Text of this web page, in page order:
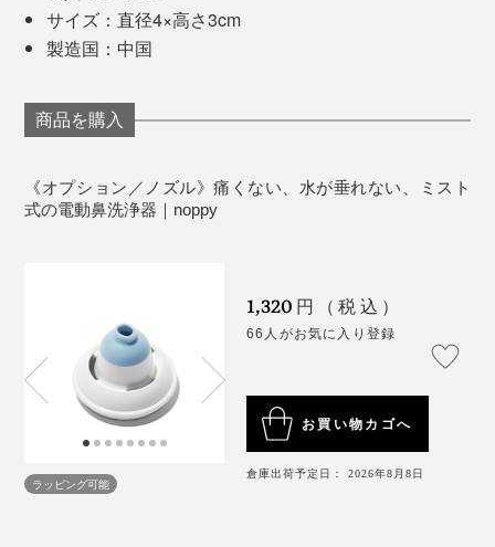
家族みんなで、「鼻丸洗い」習慣、はじめましょう！
それと、手動だと水圧が一定じゃなくて、力を入れすぎ
力加減の調整が難しいんだよね。生理食塩水が使い切れ
ずに、ちょこっと残るのも気分がよくない」
不満がでるでる。
通るのはもちろん、生理食塩水もちゃんと使い切れてス
ッキリ。めちゃめちゃいいよ！」
さすが、長年患ってきただけのことはあるなぁと、妙に
感心してしまいました。
『noppy』のおかげだけではないと思いますが、最近く
サイズ：直径4×高さ3cm
製造国：中国
商品を購入
《オプション／ノズル》痛くない、水が垂れない、ミスト
式の電動鼻洗浄器｜noppy
ラッピング可能
1,320 円（税込）
66人がお気に入り登録
お買い物カゴへ
倉庫出荷予定日： 2026年8月8日